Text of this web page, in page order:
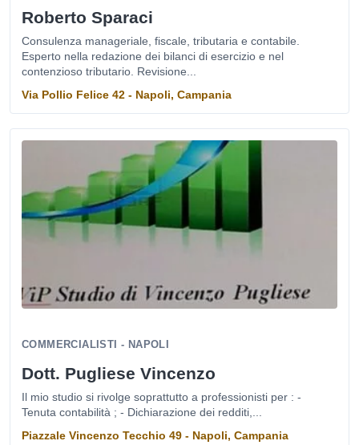
Roberto Sparaci
Consulenza manageriale, fiscale, tributaria e contabile.
Esperto nella redazione dei bilanci di esercizio e nel
contenzioso tributario. Revisione...
Via Pollio Felice 42 - Napoli, Campania
COMMERCIALISTI - NAPOLI
Dott. Pugliese Vincenzo
Il mio studio si rivolge soprattutto a professionisti per : -
Tenuta contabilità ; - Dichiarazione dei redditi,...
Piazzale Vincenzo Tecchio 49 - Napoli, Campania